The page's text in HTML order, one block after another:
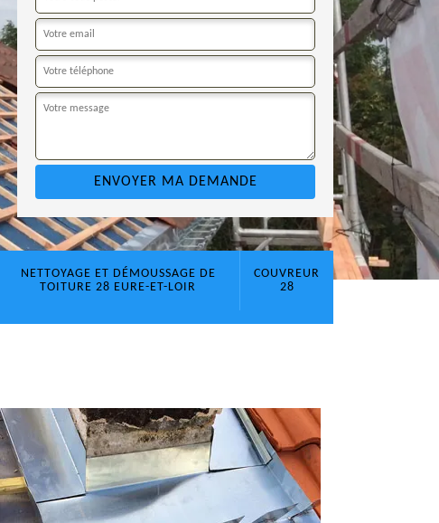
NETTOYAGE ET DÉMOUSSAGE DE
TOITURE 28 EURE-ET-LOIR
COUVREUR
28